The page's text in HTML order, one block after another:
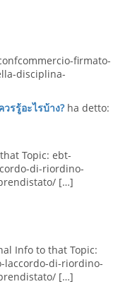
firmato-
disciplina-
รรู้อะไรบ้าง? ha detto:
Topic: ebt-
di-riordino-
[…]
Info to that Topic:
laccordo-di-riordino-
[…]